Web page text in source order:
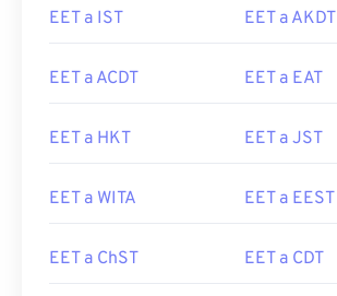
EET a IST EET a AKDT
EET a ACDT EET a EAT
EET a HKT EET a JST
EET a WITA EET a EEST
EET a ChST EET a CDT